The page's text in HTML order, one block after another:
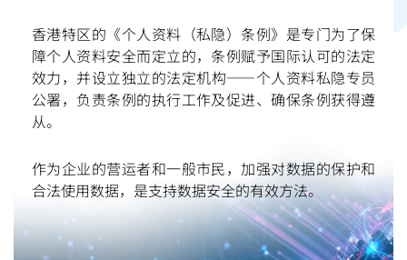
香港特区的《个人资料（私隐）条例》是专门为了保
障个人资料安全而定立的，条例赋予国际认可的法定
效力，并设立独立的法定机构——个人资料私隐专员
公署，负责条例的执行工作及促进、确保条例获得遵
从。
作为企业的营运者和一般市民，加强对数据的保护和
合法使用数据，是支持数据安全的有效方法。